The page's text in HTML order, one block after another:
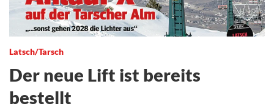
Latsch/Tarsch
Der neue Lift ist bereits
bestellt